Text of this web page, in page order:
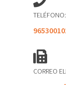
TELÉFONO:
CORREO